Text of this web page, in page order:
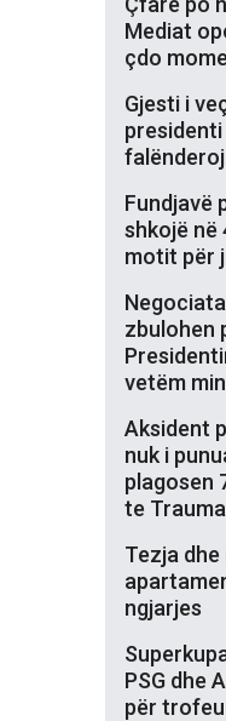
Mediat
çdo
Gjesti i
Fundjavë
shkojë në
motit për
zbulohen
vetëm
Aksident
nuk i
plagosen
te Trauma
Tezja dhe
ngjarjes
PSG dhe
për